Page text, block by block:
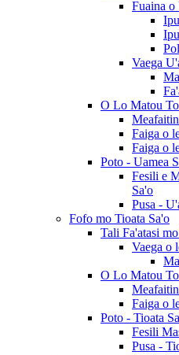
Fuaina o
Vaega
O Lo Matou
Faiga o
Faiga o
Poto - Uamea
Fesili e
Sa'o
Pusa -
Fofo mo Tioata Sa'o
Tali Fa'atasi
Vaega o
O Lo Matou
Faiga o
Poto - Tioata
Fesili
Pusa -